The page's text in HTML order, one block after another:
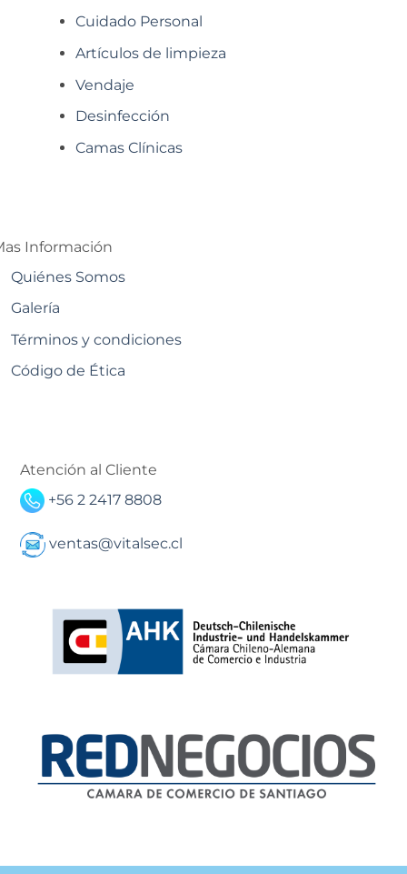
Cuidado Personal
Artículos de limpieza
Vendaje
Desinfección
Camas Clínicas
Información
Quiénes Somos
Galería
Términos y condiciones
Código de Ética
Atención al Cliente
+56 2 2417 8808
ventas@vitalsec.cl